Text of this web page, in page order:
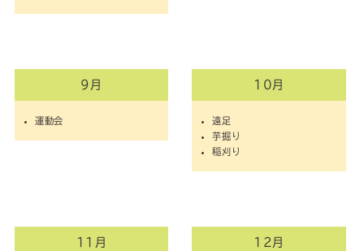
9月
運動会
10月
遠足
芋掘り
稲刈り
11月 12月